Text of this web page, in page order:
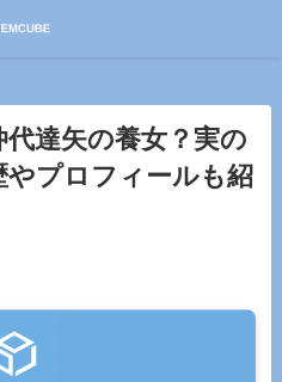
達矢の養女？実の
やプロフィールも紹